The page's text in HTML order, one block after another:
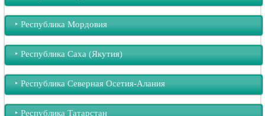
‣︎ Республика Мордовия
‣︎ Республика Саха (Якутия)
‣︎ Республика Северная Осетия-Алания
‣︎ Республика Татарстан